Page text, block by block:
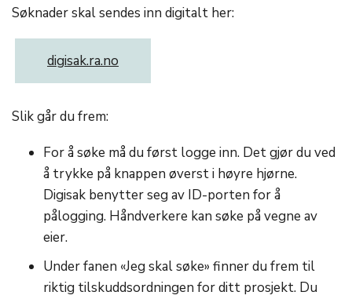
Søknader skal sendes inn digitalt her:
digisak.ra.no
Slik går du frem:
For å søke må du først logge inn. Det gjør du ved
å trykke på knappen øverst i høyre hjørne.
Digisak benytter seg av ID-porten for å
pålogging. Håndverkere kan søke på vegne av
eier.
Under fanen «Jeg skal søke» finner du frem til
riktig tilskuddsordningen for ditt prosjekt. Du